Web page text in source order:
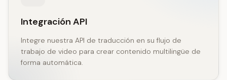
Integración API
Integre nuestra API de traducción en su flujo de
trabajo de video para crear contenido multilingüe de
forma automática.